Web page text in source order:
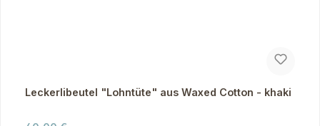
Leckerlibeutel "Lohntüte" aus Waxed Cotton - khaki